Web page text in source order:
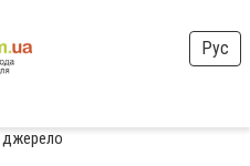
Рус
джерело